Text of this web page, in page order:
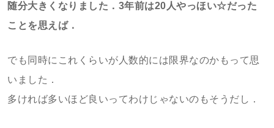
随分大きくなりました．3年前は20人やっほい☆だった
ことを思えば．
でも同時にこれくらいが人数的には限界なのかもって思
いました．
多ければ多いほど良いってわけじゃないのもそうだし．